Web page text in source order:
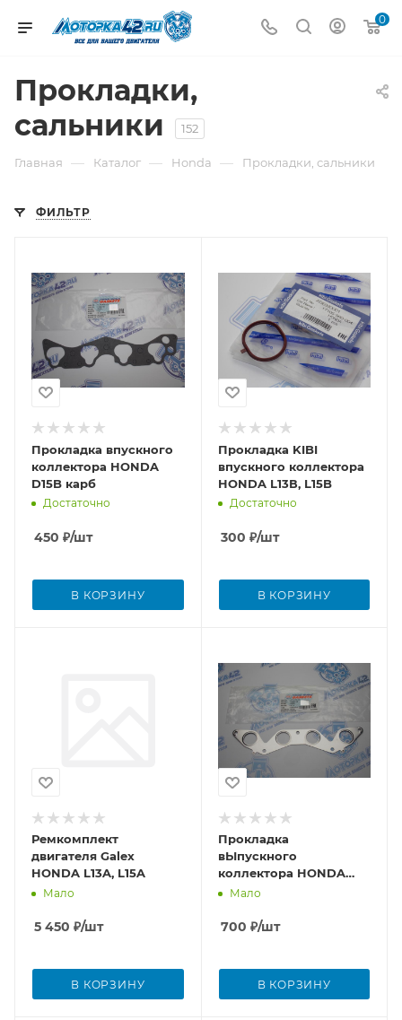
0
Прокладки,
сальники
152
Главная — Каталог — Honda — Прокладки, сальники
ФИЛЬТР
Прокладка впускного
коллектора HONDA
D15B карб
Достаточно
450 ₽/шт
В КОРЗИНУ
Прокладка KIBI
впускного коллектора
HONDA L13В, L15B
Достаточно
300 ₽/шт
В КОРЗИНУ
Ремкомплект
двигателя Galex
HONDA L13A, L15A
Мало
5 450 ₽/шт
В КОРЗИНУ
Прокладка
вЫпускного
коллектора HONDA
D17A '01-
Мало
700 ₽/шт
В КОРЗИНУ